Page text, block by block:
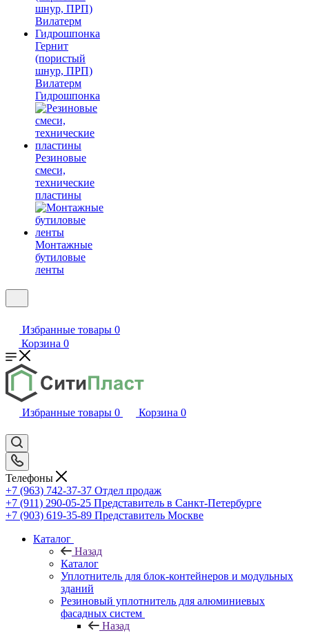
Гернит
(пористый
шнур, ПРП)
Вилатерм
Гидрошпонка
Резиновые
смеси,
технические
пластины
Монтажные
бутиловые
ленты
Избранные товары 0
Корзина 0
Избранные товары 0 Корзина 0
Телефоны
+7 (963) 742-37-37 Отдел продаж
+7 (911) 290-05-25 Представитель в Санкт-Петербурге
+7 (903) 619-35-89 Представитель Москве
Каталог
Назад
Каталог
Уплотнитель для блок-контейнеров и модульных
зданий
Резиновый уплотнитель для алюминиевых
фасадных систем
Назад